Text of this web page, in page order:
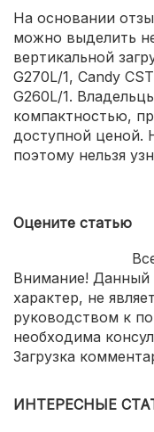
На основании
можно выделить
вертикальной
G270L/1, Candy
G260L/1.
компактностью,
доступной ценой.
поэтому нельзя
Оцените статью
Внимание! Данный
характер, не
руководством к
необходима
Загрузка
ИНТЕРЕСНЫЕ